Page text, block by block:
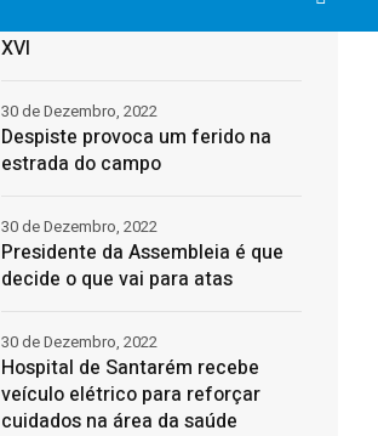
XVI
Despiste provoca um ferido na
estrada do campo
30 de Dezembro, 2022
Presidente da Assembleia é que
decide o que vai para atas
30 de Dezembro, 2022
Hospital de Santarém recebe
veículo elétrico para reforçar
cuidados na área da saúde
30 de Dezembro, 2022